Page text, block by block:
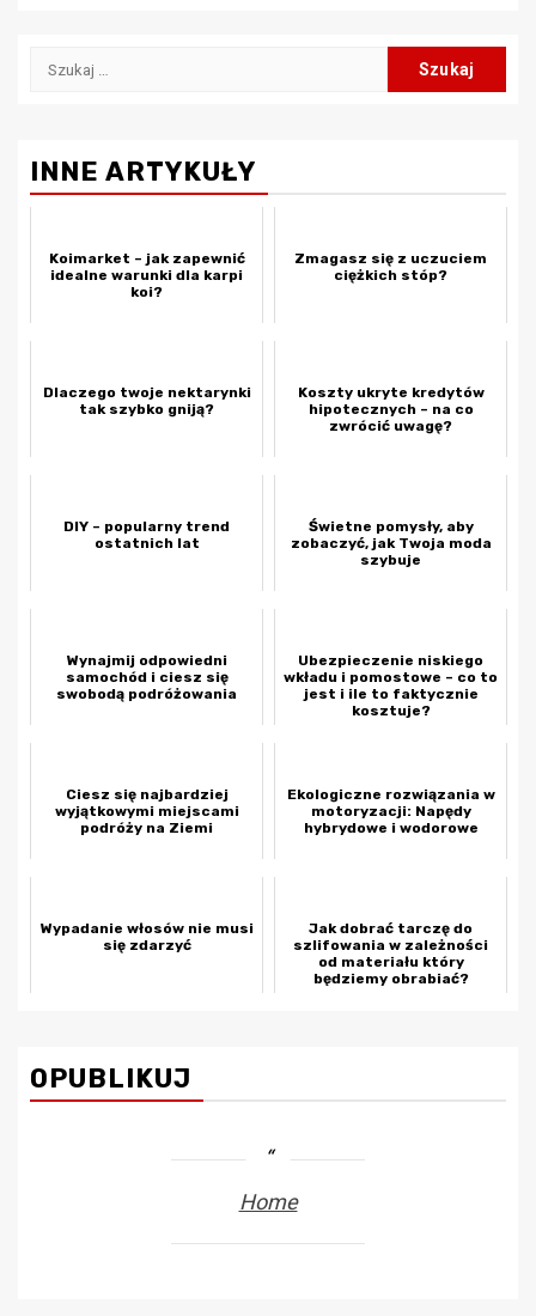
Szukaj:
INNE ARTYKUŁY
Koimarket – jak zapewnić
idealne warunki dla karpi
koi?
Zmagasz się z uczuciem
ciężkich stóp?
Dlaczego twoje nektarynki
tak szybko gniją?
Koszty ukryte kredytów
hipotecznych – na co
zwrócić uwagę?
DIY – popularny trend
ostatnich lat
Świetne pomysły, aby
zobaczyć, jak Twoja moda
szybuje
Wynajmij odpowiedni
samochód i ciesz się
swobodą podróżowania
Ubezpieczenie niskiego
wkładu i pomostowe – co to
jest i ile to faktycznie
kosztuje?
Ciesz się najbardziej
wyjątkowymi miejscami
podróży na Ziemi
Ekologiczne rozwiązania w
motoryzacji: Napędy
hybrydowe i wodorowe
Wypadanie włosów nie musi
się zdarzyć
Jak dobrać tarczę do
szlifowania w zależności
od materiału który
będziemy obrabiać?
OPUBLIKUJ
Home